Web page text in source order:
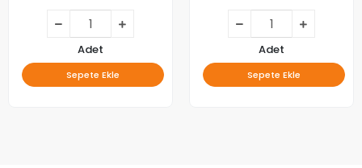
Adet
Sepete Ekle
Adet
Sepete Ekle